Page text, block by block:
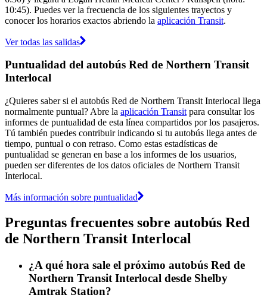
10:45). Puedes ver la frecuencia de los siguientes trayectos y
conocer los horarios exactos abriendo la aplicación Transit.
Ver todas las salidas
Puntualidad del autobús Red de Northern Transit
Interlocal
¿Quieres saber si el autobús Red de Northern Transit Interlocal llega
normalmente puntual? Abre la aplicación Transit para consultar los
informes de puntualidad de esta línea compartidos por los pasajeros.
Tú también puedes contribuir indicando si tu autobús llega antes de
tiempo, puntual o con retraso. Como estas estadísticas de
puntualidad se generan en base a los informes de los usuarios,
pueden ser diferentes de los datos oficiales de Northern Transit
Interlocal.
Más información sobre puntualidad
Preguntas frecuentes sobre autobús Red
de Northern Transit Interlocal
¿A qué hora sale el próximo autobús Red de
Northern Transit Interlocal desde Shelby
Amtrak Station?